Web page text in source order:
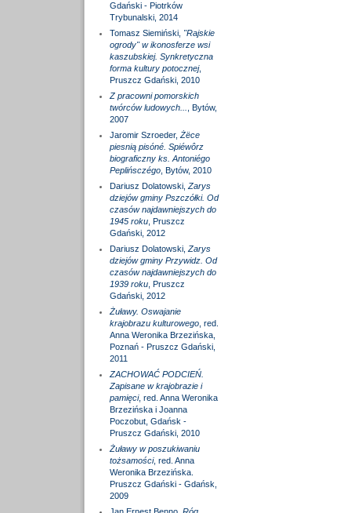
Gdański - Piotrków
Trybunalski, 2014
Tomasz Siemiński, "Rajskie
ogrody" w ikonosferze wsi
kaszubskiej. Synkretyczna
forma kultury potocznej,
Pruszcz Gdański, 2010
Z pracowni pomorskich
twórców ludowych...
, Bytów,
2007
Jaromir Szroeder, Żëce
piesnią pisóné. Spiéwôrz
biograficzny ks. Antoniégo
Peplińsczégo, Bytów, 2010
Dariusz Dolatowski, Zarys
dziejów gminy Pszczółki. Od
czasów najdawniejszych do
1945 roku, Pruszcz
Gdański, 2012
Dariusz Dolatowski, Zarys
dziejów gminy Przywidz. Od
czasów najdawniejszych do
1939 roku, Pruszcz
Gdański, 2012
Żuławy. Oswajanie
krajobrazu kulturowego, red.
Anna Weronika Brzezińska,
Poznań - Pruszcz Gdański,
2011
ZACHOWAĆ PODCIEŃ.
Zapisane w krajobrazie i
pamięci, red. Anna Weronika
Brzezińska i Joanna
Poczobut, Gdańsk -
Pruszcz Gdański, 2010
Żuławy w poszukiwaniu
tożsamości, red. Anna
Weronika Brzezińska.
Pruszcz Gdański - Gdańsk,
2009